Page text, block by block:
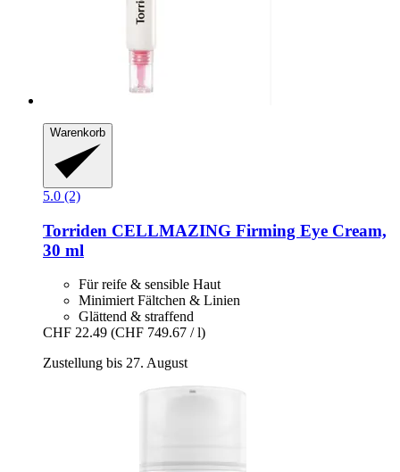
Warenkorb
5.0 (2)
Torriden CELLMAZING Firming Eye Cream,
30 ml
Für reife & sensible Haut
Minimiert Fältchen & Linien
Glättend & straffend
CHF 22.49 (CHF 749.67 / l)
Zustellung bis 27. August